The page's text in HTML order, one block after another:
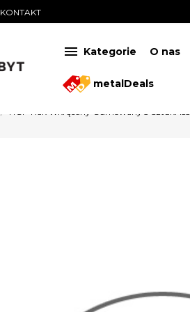
KONTAKT
 Kategorie O nas
metalDeals